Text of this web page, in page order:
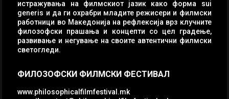
истражувања на филмскиот јазик како форма sui
generis и да ги охрабри младите режисери и филмски
работници во Македонија на рефлексија врз клучните
филозофски прашања и концепти со цел градење,
развивање и негување на своите автентични филмски
светогледи.
ФИЛОЗОФСКИ ФИЛМСКИ ФЕСТИВАЛ
www.philosophicalfilmfestival.mk